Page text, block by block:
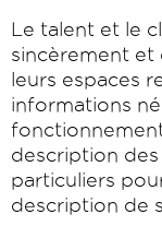
Le talent et le
sincèrement et
leurs espaces
informations
description
particuliers
description de